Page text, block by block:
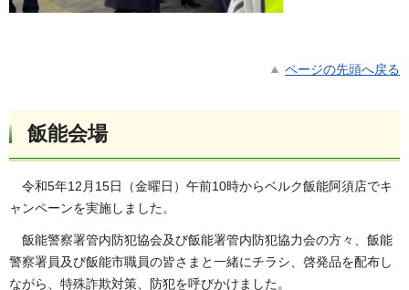
ページの先頭へ戻る
飯能会場
令和5年12月15日（金曜日）午前10時からベルク飯能阿須店でキ
ャンペーンを実施しました。
飯能警察署管内防犯協会及び飯能署管内防犯協力会の方々、飯能
警察署員及び飯能市職員の皆さまと一緒にチラシ、啓発品を配布し
ながら、特殊詐欺対策、防犯を呼びかけました。